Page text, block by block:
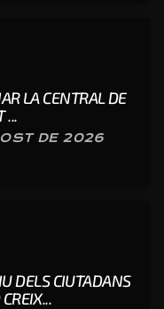
LA CENTRAL DE
...
DE 2026
DELS CIUTADANS